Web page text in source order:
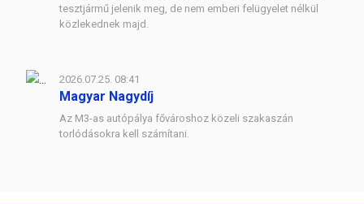
tesztjármű jelenik meg, de nem emberi felügyelet nélkül
közlekednek majd.
2026.07.25. 08:41
Magyar Nagydíj
Az M3-as autópálya fővároshoz közeli szakaszán
torlódásokra kell számítani.